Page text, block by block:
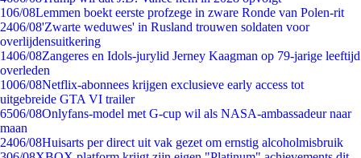
106/08Lemmen boekt eerste profzege in zware Ronde van Polen-rit
2406/08'Zwarte weduwes' in Rusland trouwen soldaten voor
overlijdensuitkering
1406/08Zangeres en Idols-jurylid Jerney Kaagman op 79-jarige leeftijd
overleden
1006/08Netflix-abonnees krijgen exclusieve early access tot
uitgebreide GTA VI trailer
6506/08Onlyfans-model met G-cup wil als NASA-ambassadeur naar
maan
2406/08Huisarts per direct uit vak gezet om ernstig alcoholmisbruik